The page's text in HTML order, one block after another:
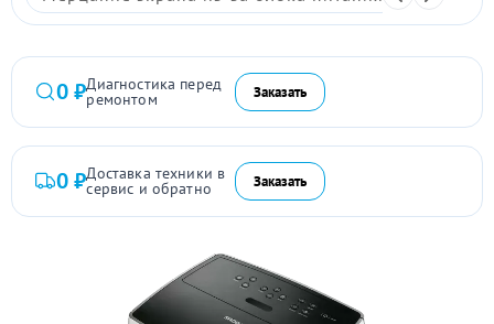
0 ₽Диагностика перед
ремонтом Заказать
0 ₽Доставка техники в
сервис и обратно Заказать